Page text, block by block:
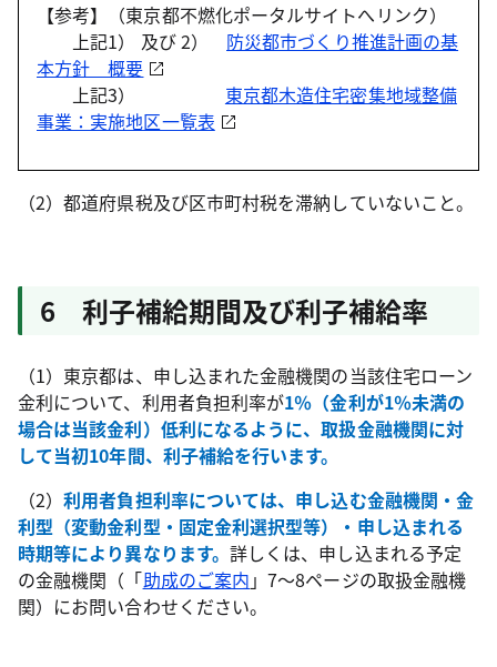
【参考】（東京都不燃化ポータルサイトへリンク）
上記1） 及び 2） 防災都市づくり推進計画の基
本方針 概要
上記3） 東京都木造住宅密集地域整備
事業：実施地区一覧表
（2）都道府県税及び区市町村税を滞納していないこと。
6 利子補給期間及び利子補給率
（1）東京都は、申し込まれた金融機関の当該住宅ローン
金利について、利用者負担利率が1％（金利が1％未満の
場合は当該金利）低利になるように、取扱金融機関に対
して当初10年間、利子補給を行います。
（2）利用者負担利率については、申し込む金融機関・金
利型（変動金利型・固定金利選択型等）・申し込まれる
時期等により異なります。 詳しくは、申し込まれる予定
の金融機関（「助成のご案内 」7～8ページの取扱金融機
関）にお問い合わせください。